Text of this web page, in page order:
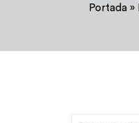
Portada »